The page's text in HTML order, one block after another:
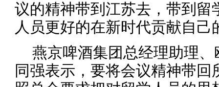
议的精神带到江苏去，带到留
人员更好的在新时代贡献自己
燕京啤酒集团总经理助理
同强表示，要将会议精神带